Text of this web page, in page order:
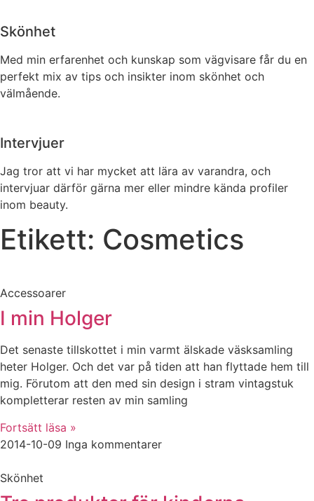
Skönhet
Med min erfarenhet och kunskap som vägvisare får du en
perfekt mix av tips och insikter inom skönhet och
välmående.
Intervjuer
Jag tror att vi har mycket att lära av varandra, och
intervjuar därför gärna mer eller mindre kända profiler
inom beauty.
Etikett: Cosmetics
Accessoarer
I min Holger
Det senaste tillskottet i min varmt älskade väsksamling
heter Holger. Och det var på tiden att han flyttade hem till
mig. Förutom att den med sin design i stram vintagstuk
kompletterar resten av min samling
Fortsätt läsa »
2014-10-09 Inga kommentarer
Skönhet